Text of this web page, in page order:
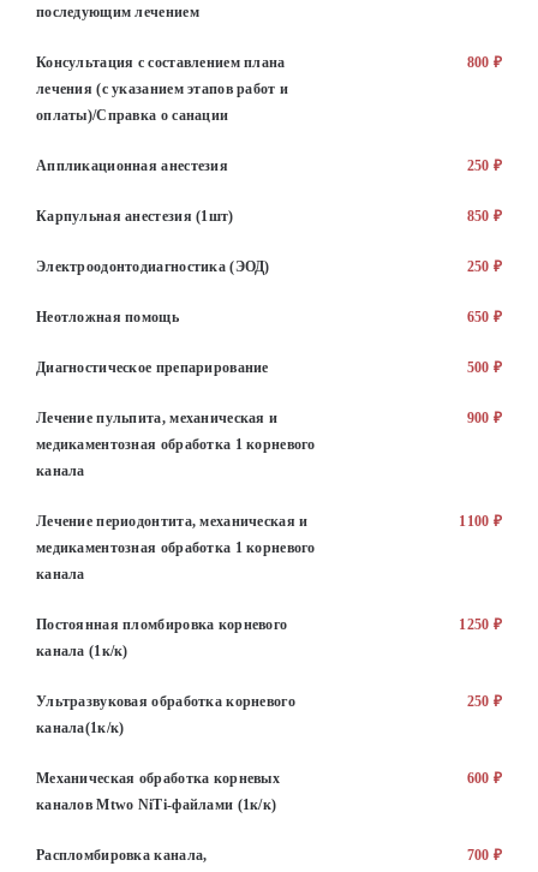
последующим лечением
Консультация с составлением плана
лечения (с указанием этапов работ и
оплаты)/Справка о санации
800 ₽
Аппликационная анестезия 250 ₽
Карпульная анестезия (1шт) 850 ₽
Электроодонтодиагностика (ЭОД) 250 ₽
Неотложная помощь 650 ₽
Диагностическое препарирование 500 ₽
Лечение пульпита, механическая и
медикаментозная обработка 1 корневого
канала
900 ₽
Лечение периодонтита, механическая и
медикаментозная обработка 1 корневого
канала
1100 ₽
Постоянная пломбировка корневого
канала (1к/к)
1250 ₽
Ультразвуковая обработка корневого
канала(1к/к)
250 ₽
Механическая обработка корневых
каналов Mtwo NiTi-файлами (1к/к)
600 ₽
Распломбировка канала,
700 ₽